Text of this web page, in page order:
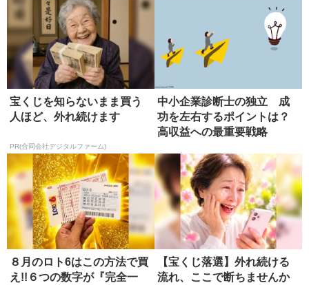
宝くじを知らないまま買う
人ほど、外れ続けます
PR(合同会社デジタルファーム)
中小企業診断士の独立 成
功を左右するポイントは？
高収益への最重要戦略
８月のロト6はこの方法で買
え!!６つの数字が『完全一
【宝くじ落選】外れ続ける
流れ、ここで断ちませんか